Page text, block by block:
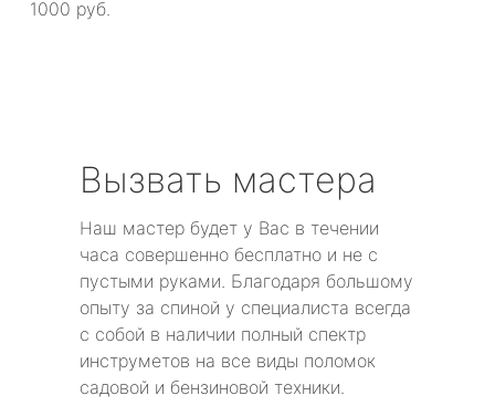
1000 руб.
Вызвать мастера
Наш мастер будет у Вас в течении
часа совершенно бесплатно и не с
пустыми руками. Благодаря большому
опыту за спиной у специалиста всегда
с собой в наличии полный спектр
инструметов на все виды поломок
садовой и бензиновой техники.